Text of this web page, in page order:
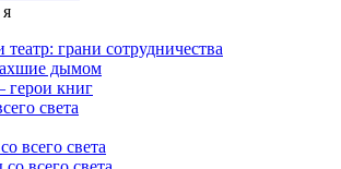
театр: грани сотрудничества
дымом
книг
света
всего света